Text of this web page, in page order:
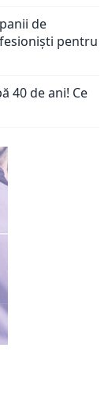
de
pentru
40 de ani! Ce